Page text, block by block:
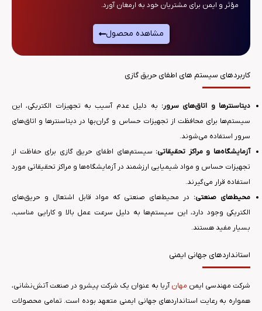
مؤثر و ایمن برای مشتریان خود به ارمغان آورد.
مشاهده محصول
کاربردهای سیستم های اطفای حریق گازی
دیتاسنترها و اتاق‌های سرور: به دلیل عدم آسیب به تجهیزات الکتریکی، این
سیستم‌ها برای محافظت از تجهیزات حساس و گران‌بها در دیتاسنترها و اتاق‌های
سرور استفاده می‌شوند.
آزمایشگاه‌ها و مراکز تحقیقاتی: سیستم‌های اطفای حریق گازی برای حفاظت از
تجهیزات حساس و مواد شیمیایی ارزشمند در آزمایشگاه‌ها و مراکز تحقیقاتی مورد
استفاده قرار می‌گیرند.
محیط‌های صنعتی: در محیط‌های صنعتی که مواد قابل اشتعال و حریق‌های
الکتریکی وجود دارد، این سیستم‌ها به دلیل سرعت عمل بالا و کارایی مناسب،
بسیار مفید هستند.
استانداردهای جهانی ایمنی
شرکت مهندسی ایمن مهانآریا به عنوان یک شرکت پیشرو در صنعت آتش‌نشانی،
همواره به رعایت استانداردهای جهانی ایمنی متعهد بوده است. تمامی محصولات